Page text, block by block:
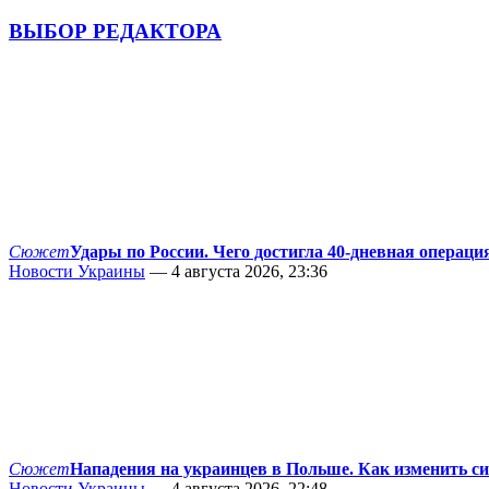
ВЫБОР РЕДАКТОРА
СюжетУдары по России. Чего достигла 40-дневная
Новости Украины — 4 августа 2026, 23:36
СюжетНападения на украинцев в Польше. Как изменить